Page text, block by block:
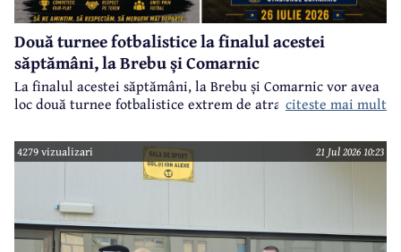
Două turnee fotbalistice la finalul acestei
săptămâni, la Brebu și Comarnic
La finalul acestei săptămâni, la Brebu și Comarnic vor avea
loc două turnee fotbalistice extrem de atractive.citeste mai mult
4279 vizualizari 21 Jul 2026 10:23